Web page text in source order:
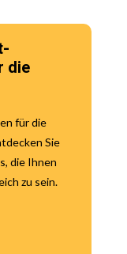
die
für die
Sie
die Ihnen
zu sein.